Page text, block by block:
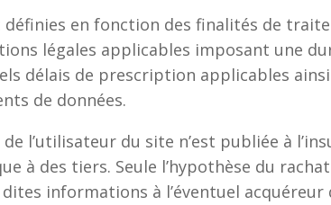
définies en fonction des finalités de
légales applicables imposant une
délais de prescription applicables
de données.
l’utilisateur du site n’est publiée à
à des tiers. Seule l’hypothèse du
informations à l’éventuel